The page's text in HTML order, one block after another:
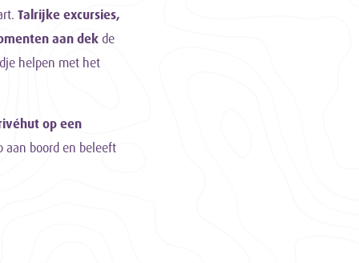
Talrijke excursies,
aan dekde
helpen met het
op een
boord en beleeft